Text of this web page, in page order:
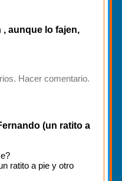
, aunque lo fajen,
Hacer comentario.
(un ratito a
ratito a pie y otro